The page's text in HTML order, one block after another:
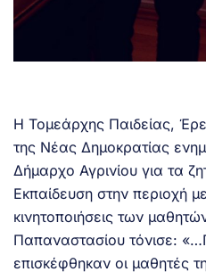
Η Τομεάρχης Παιδείας,
της Νέας Δημοκρατίας
Δήμαρχο Αγρινίου για τα
Εκπαίδευση στην περιοχή
κινητοποιήσεις των
Παπαναστασίου τόνισε:
επισκέφθηκαν οι μαθητές